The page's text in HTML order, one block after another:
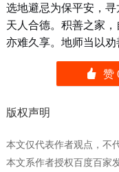
选地避忌为保平安，
天人合德。积善之家
亦难久享。地师当以劝
󰄼 赞
版权声明
本文仅代表作者观点，不
本文系作者授权百度百家